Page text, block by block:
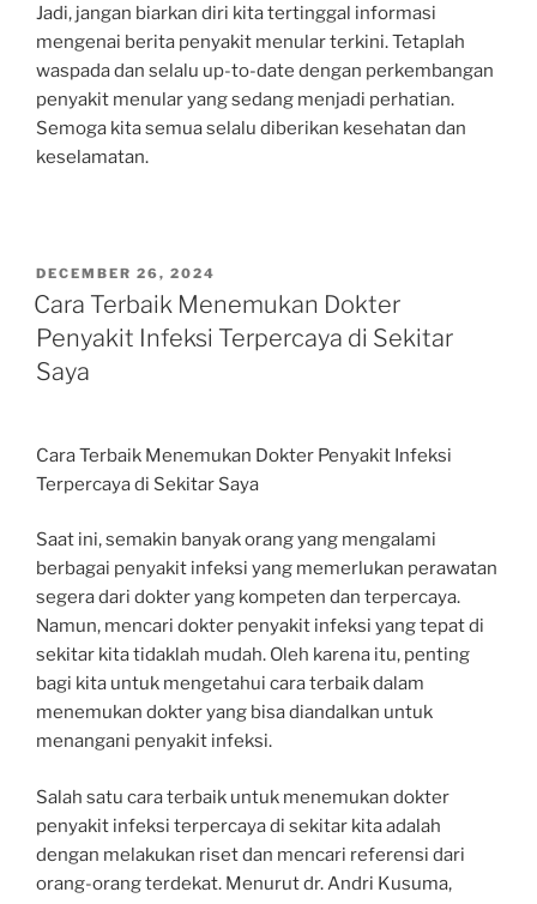
Jadi, jangan biarkan diri kita tertinggal informasi
mengenai berita penyakit menular terkini. Tetaplah
waspada dan selalu up-to-date dengan perkembangan
penyakit menular yang sedang menjadi perhatian.
Semoga kita semua selalu diberikan kesehatan dan
keselamatan.
POSTED
ON
DECEMBER 26, 2024
Cara Terbaik Menemukan Dokter
Penyakit Infeksi Terpercaya di Sekitar
Saya
Cara Terbaik Menemukan Dokter Penyakit Infeksi
Terpercaya di Sekitar Saya
Saat ini, semakin banyak orang yang mengalami
berbagai penyakit infeksi yang memerlukan perawatan
segera dari dokter yang kompeten dan terpercaya.
Namun, mencari dokter penyakit infeksi yang tepat di
sekitar kita tidaklah mudah. Oleh karena itu, penting
bagi kita untuk mengetahui cara terbaik dalam
menemukan dokter yang bisa diandalkan untuk
menangani penyakit infeksi.
Salah satu cara terbaik untuk menemukan dokter
penyakit infeksi terpercaya di sekitar kita adalah
dengan melakukan riset dan mencari referensi dari
orang-orang terdekat. Menurut dr. Andri Kusuma,